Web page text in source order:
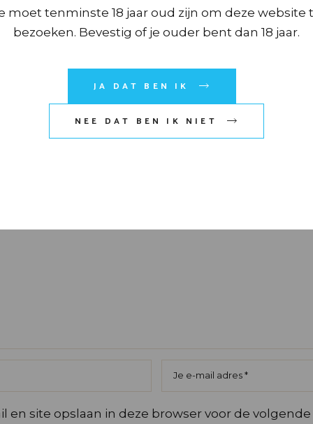
moet tenminste 18 jaar oud zijn om deze website
bezoeken. Bevestig of je ouder bent dan 18 jaar.
JA DAT BEN IK
NEE DAT BEN IK NIET
“DEVILSHOT 70 CL” TE BEOORDELEN
niet gepubliceerd. Vereiste velden zijn
en site opslaan in deze browser voor de